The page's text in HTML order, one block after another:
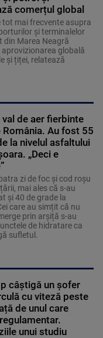
comerțul global
tot mai frecvente asupra
și terminalelor
din Marea Neagră
globală
și țiței, relatează
val de aer fierbinte
România. Au fost 55
la nivelul asfaltului
„Deci e
zi de foc și cod roșu
mai ales că s-au
și 40 de grade la
care au simțit că nu
prin arșiță s-au
de hidratare ca
sufletul.
câștigă un șofer
cu viteză peste
de unul care
unui studiu